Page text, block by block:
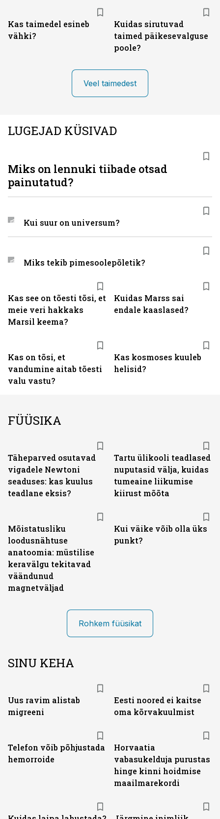
Kas taimedel esineb
vähki?
Kuidas sirutuvad
taimed päikesevalguse
poole?
Veel taimedest
LUGEJAD KÜSIVAD
Kas see on tõesti tõsi, et
meie veri hakkaks
Marsil keema?
Kuidas Marss sai
endale kaaslased?
Kas on tõsi, et
vandumine aitab tõesti
valu vastu?
Kas kosmoses kuuleb
helisid?
Miks on lennuki tiibade otsad
painutatud?
Kui suur on universum?
Miks tekib pimesoolepõletik?
FÜÜSIKA
Täheparved osutavad
vigadele Newtoni
seaduses: kas kuulus
teadlane eksis?
Tartu ülikooli teadlased
nuputasid välja, kuidas
tumeaine liikumise
kiirust mõõta
Mõistatusliku
loodusnähtuse
anatoomia: müstilise
keravälgu tekitavad
väändunud
magnetväljad
Kui väike võib olla üks
punkt?
Rohkem füüsikat
SINU KEHA
Uus ravim alistab
migreeni
Eesti noored ei kaitse
oma kõrvakuulmist
Telefon võib põhjustada
hemorroide
Horvaatia
vabasukelduja purustas
hinge kinni hoidmise
maailmarekordi